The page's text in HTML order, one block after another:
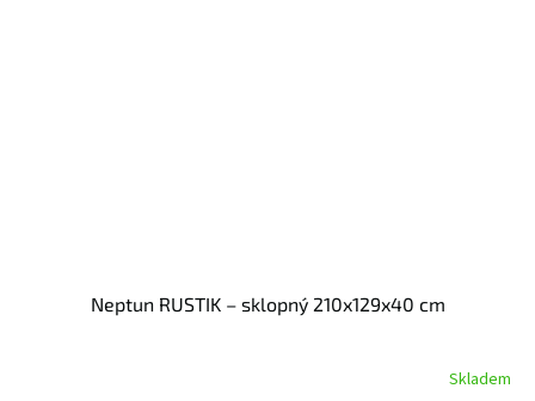
Neptun RUSTIK – sklopný 210x129x40 cm
Skladem